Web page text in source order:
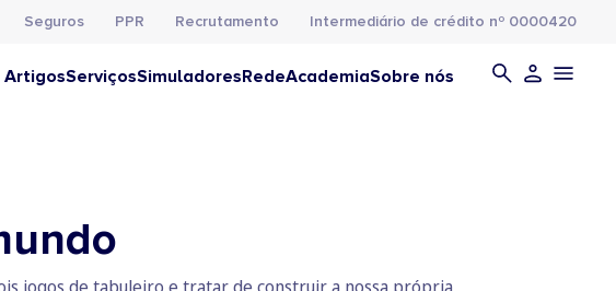
Seguros PPR Recrutamento Intermediário de crédito nº 0000420
ArtigosServiçosSimuladoresRedeAcademiaSobre nós